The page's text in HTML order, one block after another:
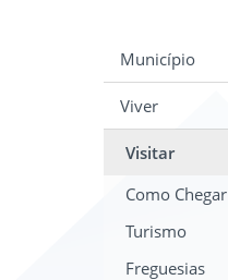
Município
Viver
Visitar
Como Chegar
Turismo
Freguesias